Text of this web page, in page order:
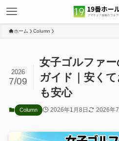
ホーム Column
女子ゴルファ
ガイド｜安く
も安心
2026
7/09
Column 2026年1月8日 2026年